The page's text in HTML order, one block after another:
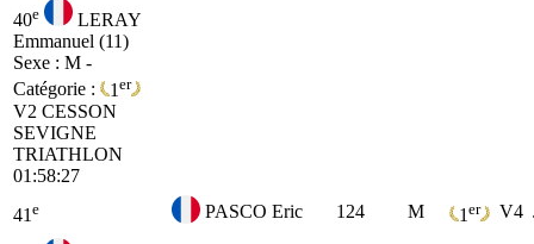
40e
LERAY
Emmanuel (11)
Sexe : M -
Catégorie :
1 er
V2 CESSON
SEVIGNE
TRIATHLON
01:58:27
41 e PASCO Eric 124 M 1 er V4